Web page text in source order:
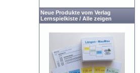
Neue Produkte vom Verlag
Lernspielkiste / Alle zeigen